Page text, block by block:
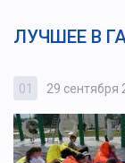
ЛУЧШЕЕ В
01 29 сентября